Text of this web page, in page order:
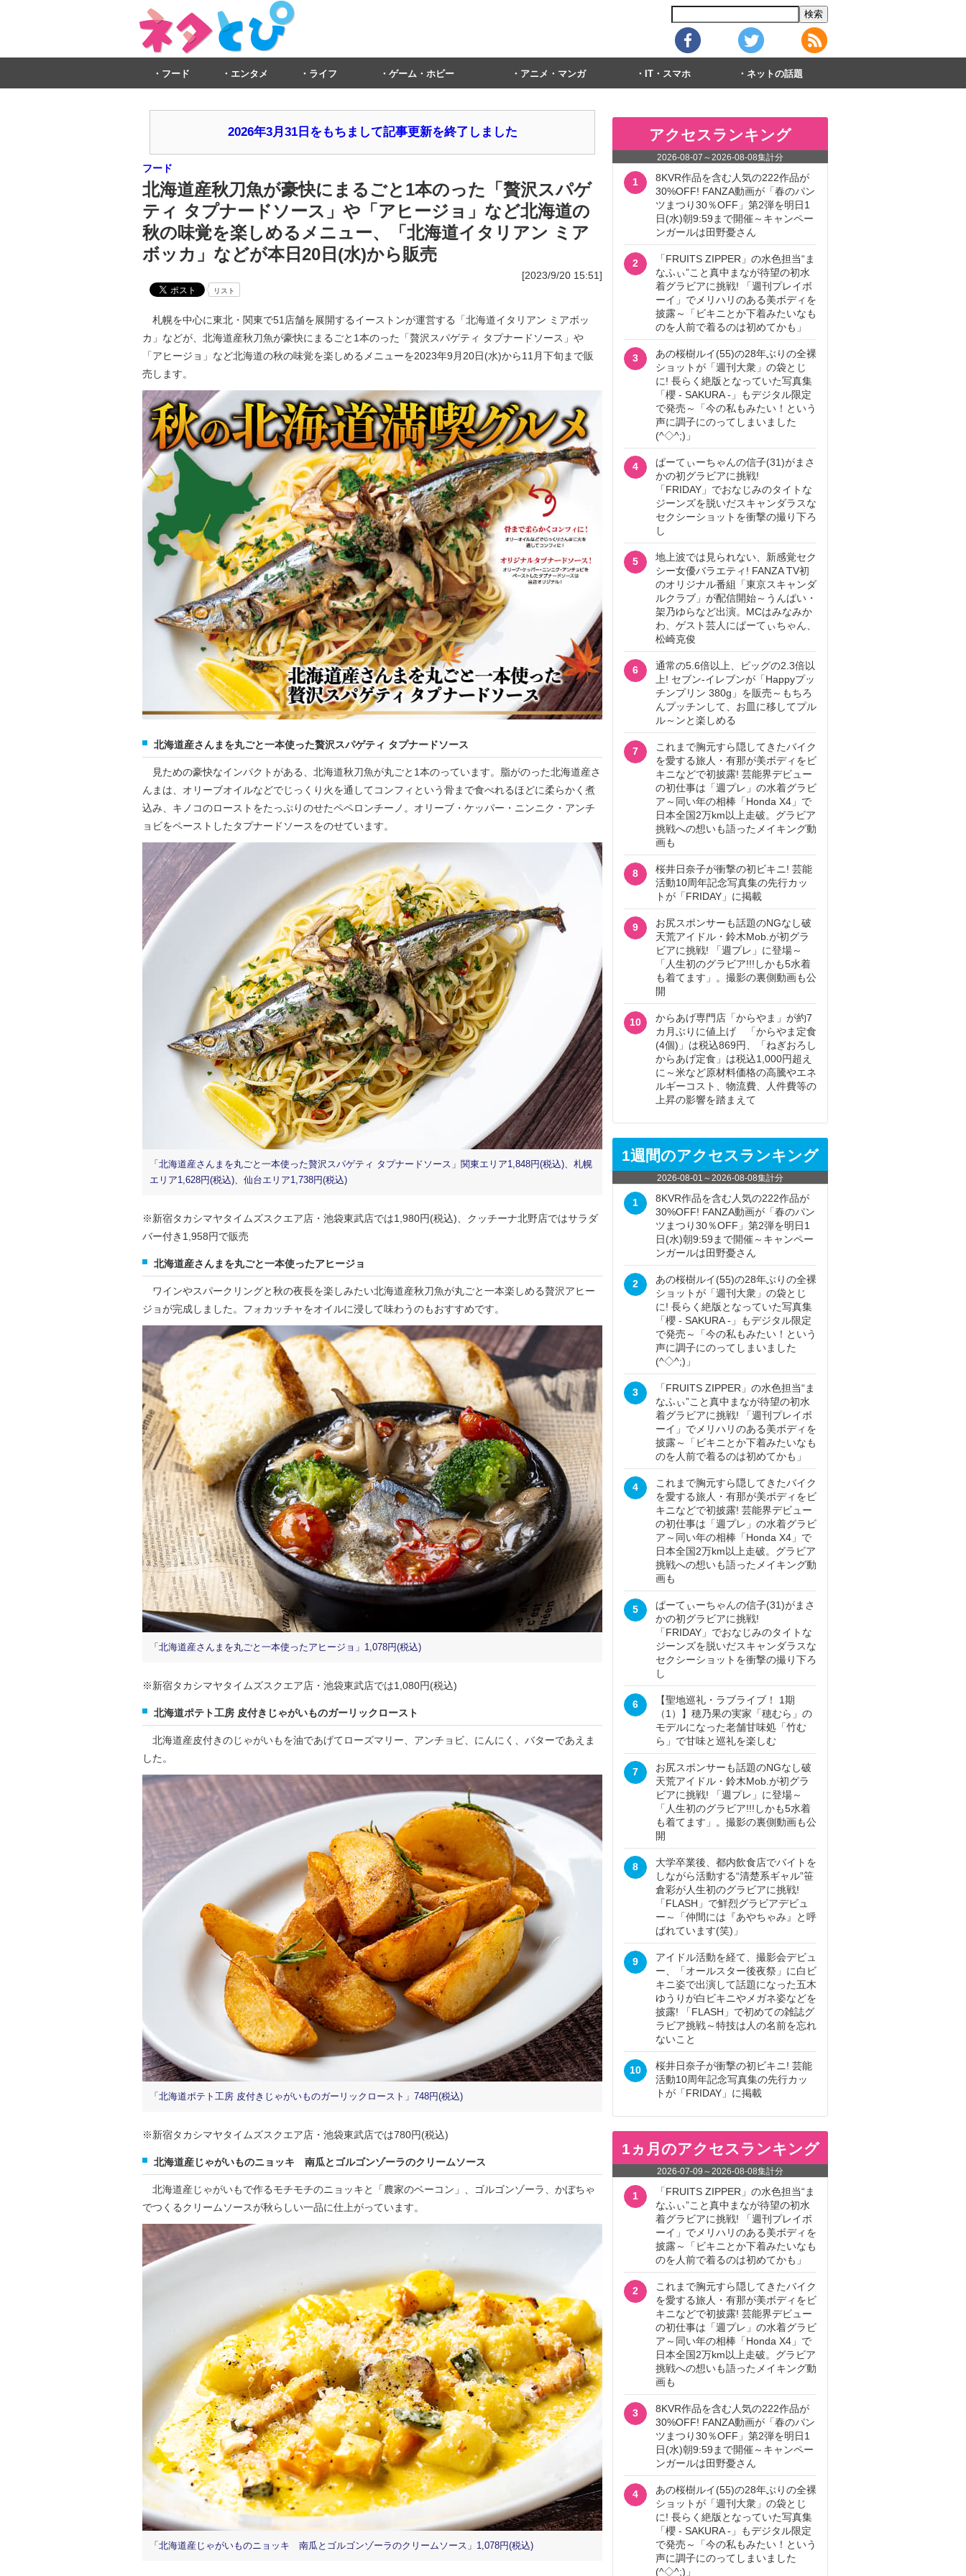
フード エンタメ ライフ ゲーム・ホビー アニメ・マンガ IT・スマホ ネットの話題
2026年3月31日をもちまして記事更新を終了しました
フード
北海道産秋刀魚が豪快にまるごと1本のった「贅沢スパゲ
ティ タプナードソース」や「アヒージョ」など北海道の
秋の味覚を楽しめるメニュー、「北海道イタリアン ミア
ボッカ」などが本日20日(水)から販売
[2023/9/20 15:51]
リスト
札幌を中心に東北・関東で51店舗を展開するイーストンが運営する「北海道イタリアン ミアボッ
カ」などが、北海道産秋刀魚が豪快にまるごと1本のった「贅沢スパゲティ タプナードソース」や
「アヒージョ」など北海道の秋の味覚を楽しめるメニューを2023年9月20日(水)から11月下旬まで販
売します。
北海道産さんまを丸ごと一本使った贅沢スパゲティ タプナードソース
見ための豪快なインパクトがある、北海道秋刀魚が丸ごと1本のっています。脂がのった北海道産さ
んまは、オリーブオイルなどでじっくり火を通してコンフィという骨まで食べれるほどに柔らかく煮
込み、キノコのローストをたっぷりのせたペペロンチーノ。オリーブ・ケッパー・ニンニク・アンチ
ョビをペーストしたタプナードソースをのせています。
「北海道産さんまを丸ごと一本使った贅沢スパゲティ タプナードソース」関東エリア1,848円(税込)、札幌
エリア1,628円(税込)、仙台エリア1,738円(税込)
※新宿タカシマヤタイムズスクエア店・池袋東武店では1,980円(税込)、クッチーナ北野店ではサラダ
バー付き1,958円で販売
北海道産さんまを丸ごと一本使ったアヒージョ
ワインやスパークリングと秋の夜長を楽しみたい北海道産秋刀魚が丸ごと一本楽しめる贅沢アヒー
ジョが完成しました。フォカッチャをオイルに浸して味わうのもおすすめです。
「北海道産さんまを丸ごと一本使ったアヒージョ」1,078円(税込)
※新宿タカシマヤタイムズスクエア店・池袋東武店では1,080円(税込)
北海道ポテト工房 皮付きじゃがいものガーリックロースト
北海道産皮付きのじゃがいもを油であげてローズマリー、アンチョビ、にんにく、バターであえま
した。
「北海道ポテト工房 皮付きじゃがいものガーリックロースト」748円(税込)
※新宿タカシマヤタイムズスクエア店・池袋東武店では780円(税込)
北海道産じゃがいものニョッキ 南瓜とゴルゴンゾーラのクリームソース
北海道産じゃがいもで作るモチモチのニョッキと「農家のベーコン」、ゴルゴンゾーラ、かぼちゃ
でつくるクリームソースが秋らしい一品に仕上がっています。
「北海道産じゃがいものニョッキ 南瓜とゴルゴンゾーラのクリームソース」1,078円(税込)
アクセスランキング
2026-08-07 ～2026-08-08集計分
1
8KVR作品を含む人気の222作品が
30%OFF! FANZA動画が「春のパン
ツまつり30％OFF」第2弾を明日1
日(水)朝9:59まで開催～キャンペー
ンガールは田野憂さん
2
「FRUITS ZIPPER」の水色担当“ま
なふぃ”こと真中まなが待望の初水
着グラビアに挑戦! 「週刊プレイボ
ーイ」でメリハリのある美ボディを
披露～「ビキニとか下着みたいなも
のを人前で着るのは初めてかも」
3
あの桜樹ルイ(55)の28年ぶりの全裸
ショットが「週刊大衆」の袋とじ
に! 長らく絶版となっていた写真集
「櫻 - SAKURA -」もデジタル限定
で発売～「今の私もみたい！という
声に調子にのってしまいました
(^◇^;)」
4
ぱーてぃーちゃんの信子(31)がまさ
かの初グラビアに挑戦!
「FRIDAY」でおなじみのタイトな
ジーンズを脱いだスキャンダラスな
セクシーショットを衝撃の撮り下ろ
し
5
地上波では見られない、新感覚セク
シー女優バラエティ! FANZA TV初
のオリジナル番組「東京スキャンダ
ルクラブ」が配信開始～うんぱい・
架乃ゆらなど出演。MCはみなみか
わ、ゲスト芸人にぱーてぃちゃん、
松崎克俊
6
通常の5.6倍以上、ビッグの2.3倍以
上! セブン‐イレブンが「Happyプッ
チンプリン 380g」を販売～もちろ
んプッチンして、お皿に移してプル
ル～ンと楽しめる
7
これまで胸元すら隠してきたバイク
を愛する旅人・有那が美ボディをビ
キニなどで初披露! 芸能界デビュー
の初仕事は「週プレ」の水着グラビ
ア～同い年の相棒「Honda X4」で
日本全国2万km以上走破。グラビア
挑戦への想いも語ったメイキング動
画も
8
桜井日奈子が衝撃の初ビキニ! 芸能
活動10周年記念写真集の先行カッ
トが「FRIDAY」に掲載
9
お尻スポンサーも話題のNGなし破
天荒アイドル・鈴木Mob.が初グラ
ビアに挑戦! 「週プレ」に登場～
「人生初のグラビア!!!しかも5水着
も着てます」。撮影の裏側動画も公
開
10
からあげ専門店「からやま」が約7
カ月ぶりに値上げ 「からやま定食
(4個)」は税込869円、「ねぎおろし
からあげ定食」は税込1,000円超え
に～米など原材料価格の高騰やエネ
ルギーコスト、物流費、人件費等の
上昇の影響を踏まえて
1週間のアクセスランキング
2026-08-01 ～2026-08-08集計分
1
8KVR作品を含む人気の222作品が
30%OFF! FANZA動画が「春のパン
ツまつり30％OFF」第2弾を明日1
日(水)朝9:59まで開催～キャンペー
ンガールは田野憂さん
2
あの桜樹ルイ(55)の28年ぶりの全裸
ショットが「週刊大衆」の袋とじ
に! 長らく絶版となっていた写真集
「櫻 - SAKURA -」もデジタル限定
で発売～「今の私もみたい！という
声に調子にのってしまいました
(^◇^;)」
3
「FRUITS ZIPPER」の水色担当“ま
なふぃ”こと真中まなが待望の初水
着グラビアに挑戦! 「週刊プレイボ
ーイ」でメリハリのある美ボディを
披露～「ビキニとか下着みたいなも
のを人前で着るのは初めてかも」
4
これまで胸元すら隠してきたバイク
を愛する旅人・有那が美ボディをビ
キニなどで初披露! 芸能界デビュー
の初仕事は「週プレ」の水着グラビ
ア～同い年の相棒「Honda X4」で
日本全国2万km以上走破。グラビア
挑戦への想いも語ったメイキング動
画も
5
ぱーてぃーちゃんの信子(31)がまさ
かの初グラビアに挑戦!
「FRIDAY」でおなじみのタイトな
ジーンズを脱いだスキャンダラスな
セクシーショットを衝撃の撮り下ろ
し
6
【聖地巡礼・ラブライブ！ 1期
（1）】穂乃果の実家「穂むら」の
モデルになった老舗甘味処「竹む
ら」で甘味と巡礼を楽しむ
7
お尻スポンサーも話題のNGなし破
天荒アイドル・鈴木Mob.が初グラ
ビアに挑戦! 「週プレ」に登場～
「人生初のグラビア!!!しかも5水着
も着てます」。撮影の裏側動画も公
開
8
大学卒業後、都内飲食店でバイトを
しながら活動する“清楚系ギャル”笹
倉彩が人生初のグラビアに挑戦!
「FLASH」で鮮烈グラビアデビュ
ー～「仲間には『あやちゃみ』と呼
ばれています(笑)」
9
アイドル活動を経て、撮影会デビュ
ー、「オールスター後夜祭」に白ビ
キニ姿で出演して話題になった五木
ゆうりが白ビキニやメガネ姿などを
披露! 「FLASH」で初めての雑誌グ
ラビア挑戦～特技は人の名前を忘れ
ないこと
10
桜井日奈子が衝撃の初ビキニ! 芸能
活動10周年記念写真集の先行カッ
トが「FRIDAY」に掲載
1ヵ月のアクセスランキング
2026-07-09 ～2026-08-08集計分
1
「FRUITS ZIPPER」の水色担当“ま
なふぃ”こと真中まなが待望の初水
着グラビアに挑戦! 「週刊プレイボ
ーイ」でメリハリのある美ボディを
披露～「ビキニとか下着みたいなも
のを人前で着るのは初めてかも」
2
これまで胸元すら隠してきたバイク
を愛する旅人・有那が美ボディをビ
キニなどで初披露! 芸能界デビュー
の初仕事は「週プレ」の水着グラビ
ア～同い年の相棒「Honda X4」で
日本全国2万km以上走破。グラビア
挑戦への想いも語ったメイキング動
画も
3
8KVR作品を含む人気の222作品が
30%OFF! FANZA動画が「春のパン
ツまつり30％OFF」第2弾を明日1
日(水)朝9:59まで開催～キャンペー
ンガールは田野憂さん
4
あの桜樹ルイ(55)の28年ぶりの全裸
ショットが「週刊大衆」の袋とじ
に! 長らく絶版となっていた写真集
「櫻 - SAKURA -」もデジタル限定
で発売～「今の私もみたい！という
声に調子にのってしまいました
(^◇^;)」